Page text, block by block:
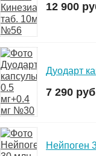
12 900
Дуодарт
7 290
Нейпоген